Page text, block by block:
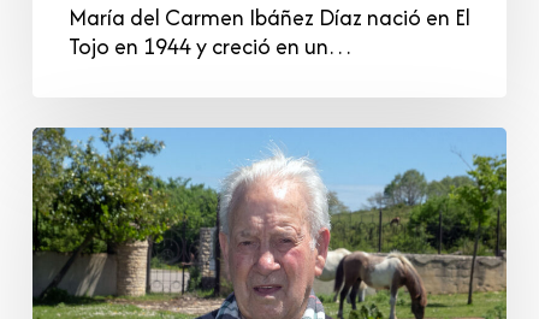
María del Carmen Ibáñez Díaz nació en El
Tojo en 1944 y creció en un…
Octavio
Sierra
Gutiérrez